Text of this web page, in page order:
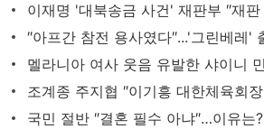
국민 절반 ″결혼 필수 아냐″…이유는?